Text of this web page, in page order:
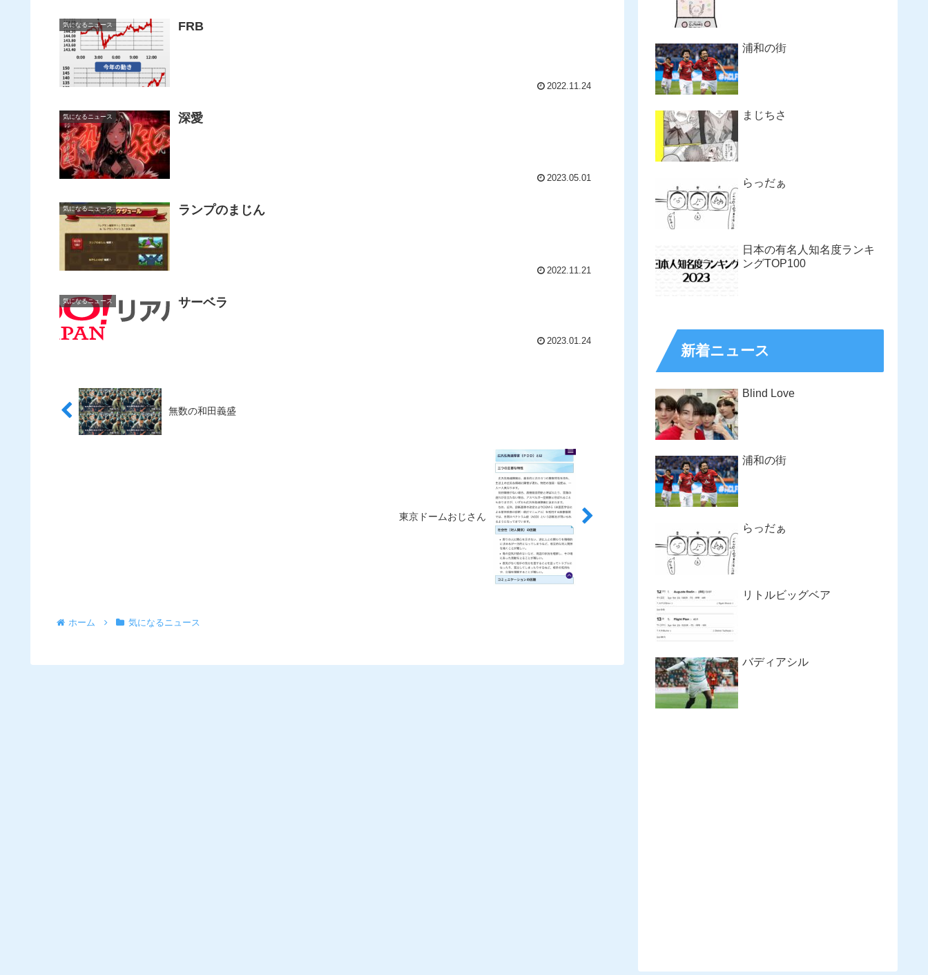
気になるニュース FRB
2022.11.24
気になるニュース 深愛
2023.05.01
気になるニュース ランプのまじん
2022.11.21
気になるニュース サーベラ
2023.01.24
無数の和田義盛
東京ドームおじさん
ホーム 気になるニュース
浦和の街
まじちさ
らっだぁ
日本の有名人知名度ランキ
ングTOP100
新着ニュース
Blind Love
浦和の街
らっだぁ
リトルビッグベア
バディアシル